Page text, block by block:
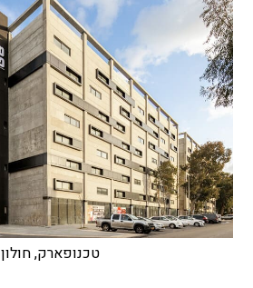
טכנופארק, חולון